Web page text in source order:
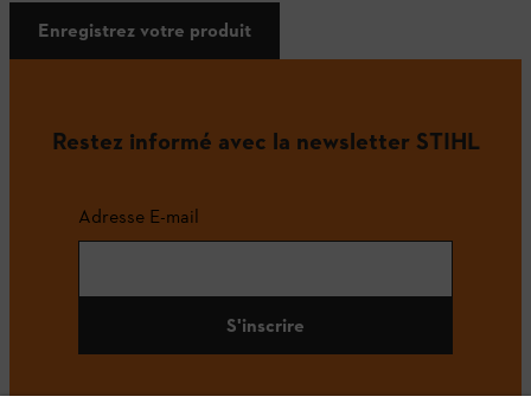
Enregistrez votre produit
Restez informé avec la newsletter STIHL
Adresse E-mail
S'inscrire